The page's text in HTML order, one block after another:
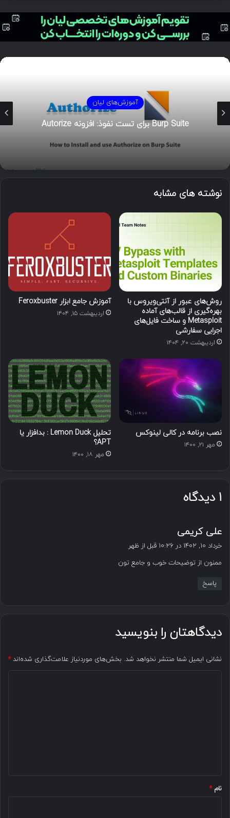
آموزش‌های لیان
راهنمای جامع در مورد Bypass کردن AMSI
نوشته های مشابه
روش‌های عبور از آنتی‌ویروس با
بهره‌گیری از قالب‌های آماده
Metasploit و ساخت فایل‌های
اجرایی سفارشی
اردیبهشت ۲۰, ۱۴۰۴
آموزش جامع ابزار Feroxbuster
اردیبهشت ۱۵, ۱۴۰۴
نصب برنامه در کالی لینوکس
مهر ۲۱, ۱۴۰۰
تحلیل Lemon Duck : بدافزار یا
APT؟
مهر ۱۸, ۱۴۰۰
1 دیدگاه
علی کریمی
:
خرداد ۱۰, ۱۴۰۲ در ۱۰:۲۶ قبل از ظهر
ممنون از توضیحات خوب و جامع تون
پاسخ
دیدگاهتان را بنویسید
نشانی ایمیل شما منتشر نخواهد شد. بخش‌های موردنیاز علامت‌گذاری شده‌اند*
نام*